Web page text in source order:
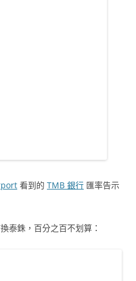
看到的 TMB 銀行 匯率告示
泰銖，百分之百不划算：